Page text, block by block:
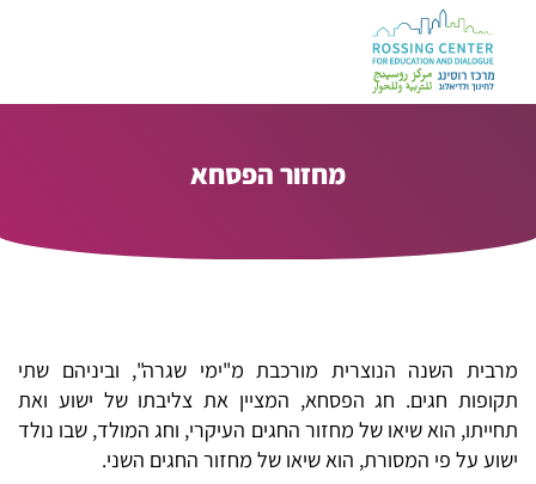
מחזור הפסחא
מרבית השנה הנוצרית מורכבת מ"ימי שגרה", וביניהם שתי
תקופות חגים. חג הפסחא, המציין את צליבתו של ישוע ואת
תחייתו, הוא שיאו של מחזור החגים העיקרי, וחג המולד, שבו נולד
ישוע על פי המסורת, הוא שיאו של מחזור החגים השני.